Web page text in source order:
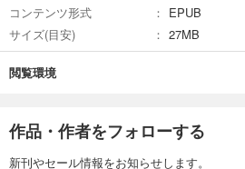
コンテンツ形式
EPUB
サイズ(目安)
27MB
閲覧環境
作品・作者をフォローする
新刊やセール情報をお知らせします。